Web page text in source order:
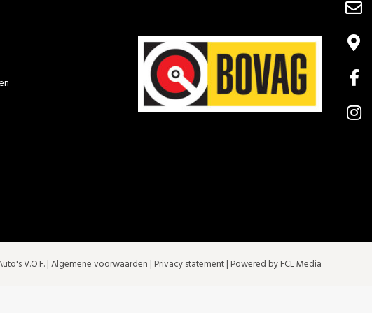
V.O.F. |Algemene voorwaarden | Privacy statement| Powered by FCL Media